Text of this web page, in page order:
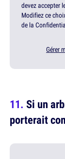
devez accepter
Modifiez ce
de la
Gérer
Si un
porterait